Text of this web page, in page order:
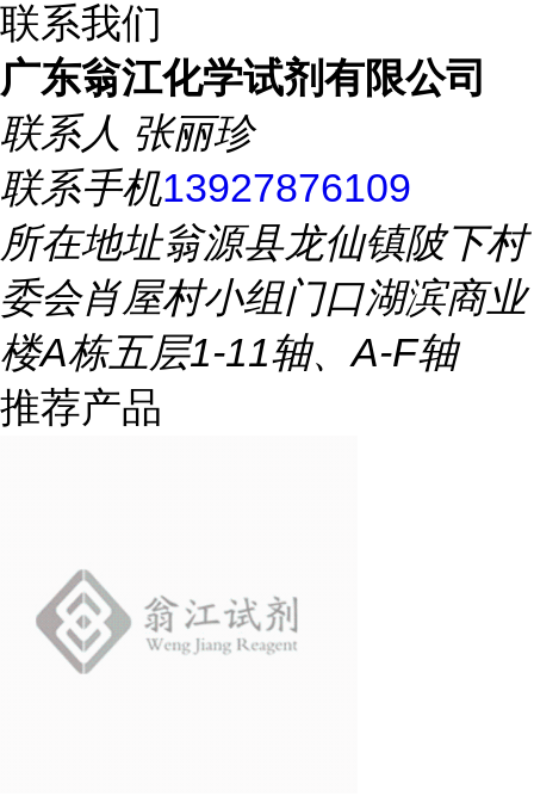
联系我们
广东翁江化学试剂有限公司
联系人 张丽珍
联系手机13927876109
所在地址翁源县龙仙镇陂下村
委会肖屋村小组门口湖滨商业
楼A栋五层1-11轴、A-F轴
推荐产品